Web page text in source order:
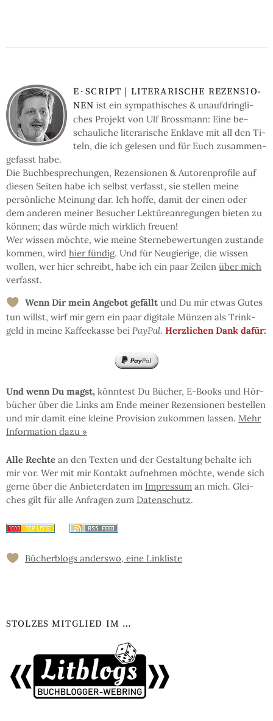
E · SCRIPT | LI­TE­RA­RI­SCHE RE­ZEN­SIO­
NEN ist ein sym­pa­thi­sches & un­auf­dring­li­
ches Pro­jekt von Ulf Bross­mann: Eine be­
schau­li­che li­te­ra­ri­sche En­kla­ve mit all den Ti­
teln, die ich ge­le­sen und für Euch zu­sam­men­
ge­fasst habe.
Die Buch­be­spre­chun­gen, Re­zen­sio­nen & Auto­ren­pro­fi­le auf
die­sen Sei­ten ha­be ich selbst ver­fasst, sie stel­len mei­ne
persön­li­che Mei­nung dar. Ich hof­fe, da­mit der einen oder
dem an­de­ren mei­ner Be­su­cher Lek­türe­an­re­gun­gen bie­ten zu
kön­nen; das wür­de mich wirk­lich freu­en!
Wer wis­sen möchte, wie mei­ne Ster­ne­be­wer­tun­gen zu­stan­de
kom­men, wird hier fün­dig. Und für Neu­gie­ri­ge, die wis­sen
wol­len, wer hier schreibt, ha­be ich ein paar Zei­len über mich
ver­fasst.
Wenn Dir mein An­ge­bot ge­fällt und Du mir et­was Gu­tes
tun willst, wirf mir gern ein paar di­gi­ta­le Mün­zen als Trink­
geld in mei­ne Kaf­fee­kas­se bei PayPal. Herz­li­chen Dank dafür:
Und wenn Du magst, könn­test Du Bü­cher, E-Books und Hör­
bü­cher über die Links am En­de mei­ner Re­zen­sio­nen be­stel­len
und mir da­mit eine klei­ne Pro­vi­sion zu­kom­men las­sen. Mehr
In­for­ma­tion da­zu »
Al­le Rech­te an den Tex­ten und der Ge­stal­tung be­hal­te ich
mir vor. Wer mit mir Kon­takt auf­neh­men möchte, wen­de sich
ger­ne über die An­bie­ter­da­ten im Im­pres­sum an mich. Glei­
ches gilt für al­le An­fra­gen zum Da­ten­schutz.
Bücher­blogs an­ders­wo, eine Link­liste
STOLZES MITGLIED IM …